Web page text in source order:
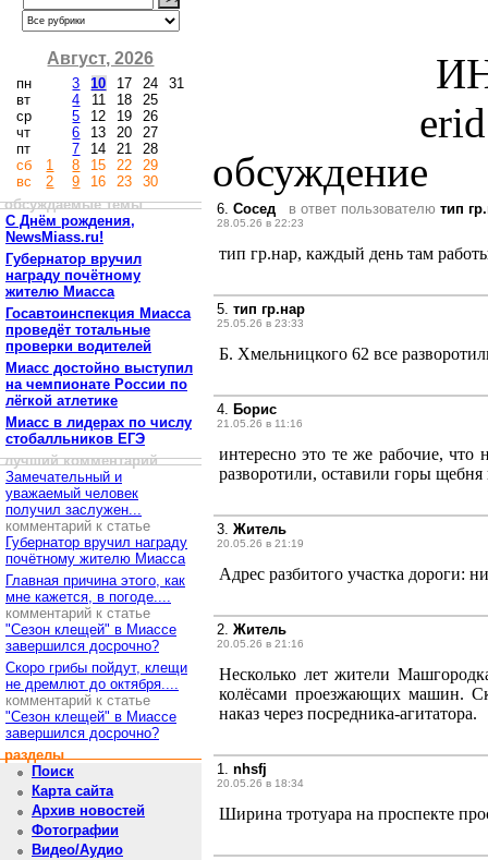
Август, 2026
пн
вт
ср
чт
пт
сб
вс
1
2
3
4
5
6
7
8
9
10
11
12
13
14
15
16
17
18
19
20
21
22
23
24
25
26
27
28
29
30
31
обсуждаемые темы
С Днём рождения,
NewsMiass.ru!
Губернатор вручил
награду почётному
жителю Миасса
Госавтоинспекция Миасса
проведёт тотальные
проверки водителей
Миасс достойно выступил
на чемпионате России по
лёгкой атлетике
Миасс в лидерах по числу
стобалльников ЕГЭ
лучший комментарий
Замечательный и
уважаемый человек
получил заслужен...
комментарий к статье
Губернатор вручил награду
почётному жителю Миасса
Главная причина этого, как
мне кажется, в погоде....
комментарий к статье
"Сезон клещей" в Миассе
завершился досрочно?
Скоро грибы пойдут, клещи
не дремлют до октября....
комментарий к статье
"Сезон клещей" в Миассе
завершился досрочно?
разделы
Поиск
Карта сайта
Архив новостей
Фотографии
Видео/Аудио
обсуждение
6. Сосед в ответ пользователю тип
28.05.26 в 22:23
тип гр.нар, каждый день там
5. тип гр.нар
25.05.26 в 23:33
Б. Хмельницкого 62 все
4. Борис
21.05.26 в 11:16
интересно это те же рабочие,
разворотили, оставили горы щебня
3. Житель
20.05.26 в 21:19
Адрес разбитого участка дороги:
2. Житель
20.05.26 в 21:16
Несколько лет жители
колёсами проезжающих машин.
наказ через посредника-агитатора.
1. nhsfj
20.05.26 в 18:34
Ширина тротуара на проспекте